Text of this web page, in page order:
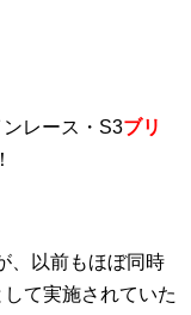
レース・S3ブリ
、以前もほぼ同時
て実施されていた